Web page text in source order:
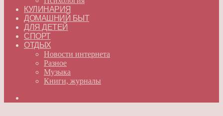
КУЛИНАРИЯ
ДОМАШНИЙ БЫТ
ДЛЯ ДЕТЕЙ
СПОРТ
ОТДЫХ
Новости интернета
Разное
Музыка
Книги, журналы